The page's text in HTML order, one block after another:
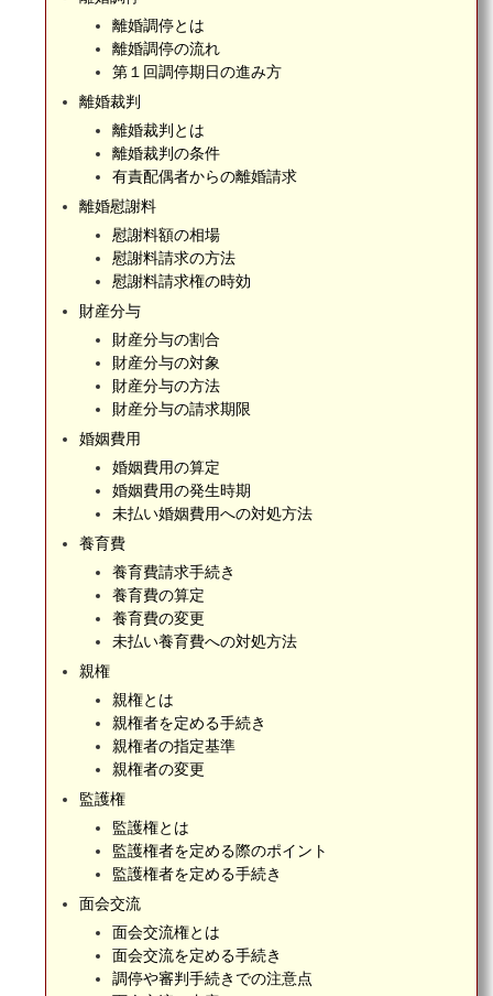
離婚調停とは
離婚調停の流れ
第１回調停期日の進み方
離婚裁判
離婚裁判とは
離婚裁判の条件
有責配偶者からの離婚請求
離婚慰謝料
慰謝料額の相場
慰謝料請求の方法
慰謝料請求権の時効
財産分与
財産分与の割合
財産分与の対象
財産分与の方法
財産分与の請求期限
婚姻費用
婚姻費用の算定
婚姻費用の発生時期
未払い婚姻費用への対処方法
養育費
養育費請求手続き
養育費の算定
養育費の変更
未払い養育費への対処方法
親権
親権とは
親権者を定める手続き
親権者の指定基準
親権者の変更
監護権
監護権とは
監護権者を定める際のポイント
監護権者を定める手続き
面会交流
面会交流権とは
面会交流を定める手続き
調停や審判手続きでの注意点